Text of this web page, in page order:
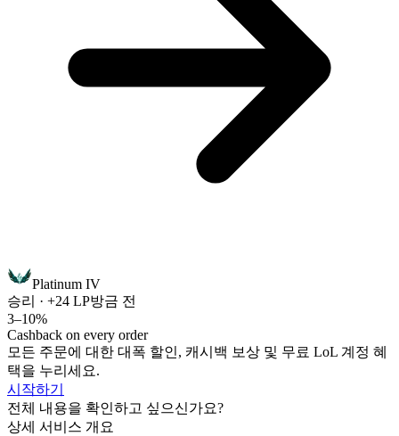
Platinum IV
승리 · +24 LP방금 전
3–10%
Cashback on every order
모든 주문에 대한 대폭 할인, 캐시백 보상 및 무료 LoL 계정 혜
택을 누리세요.
시작하기
전체 내용을 확인하고 싶으신가요?
상세 서비스 개요